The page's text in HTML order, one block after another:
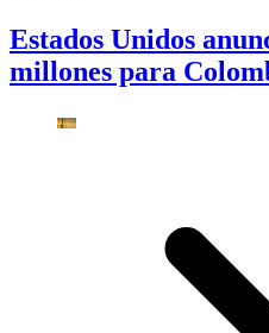
Estados Unidos
millones para